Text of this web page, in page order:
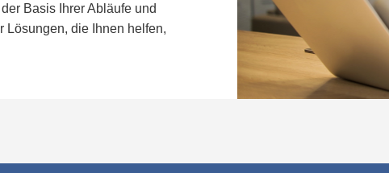
Basis Ihrer Abläufe und
Lösungen, die Ihnen helfen,